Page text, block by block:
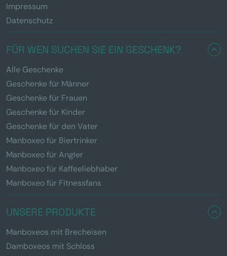
Impressum
Datenschutz
FÜR WEN SUCHEN SIE EIN GESCHENK?
Alle Geschenke
Geschenke für Männer
Geschenke für Frauen
Geschenke für Kinder
Geschenke für den Vater
Manboxeo für Biertrinker
Manboxeo für Angler
Manboxeo für Kaffeeliebhaber
Manboxeo für Fitnessfans
UNSERE PRODUKTE
Manboxeos mit Brecheisen
Damboxeos mit Schloss